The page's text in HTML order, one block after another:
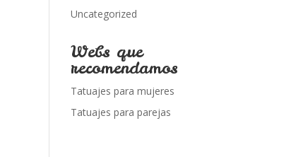
Uncategorized
Webs que
recomendamos
Tatuajes para mujeres
Tatuajes para parejas